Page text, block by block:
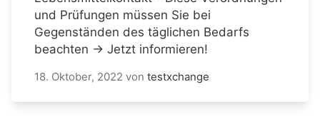
und Prüfungen müssen Sie bei
Gegenständen des täglichen Bedarfs
beachten → Jetzt informieren!
18. Oktober, 2022 von testxchange